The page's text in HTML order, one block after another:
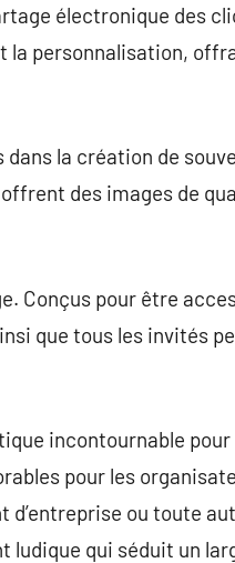
électronique des
personnalisation,
dans la création de
des images de
Conçus pour être
que tous les invités
incontournable
pour les
d’entreprise ou toute
ludique qui séduit un